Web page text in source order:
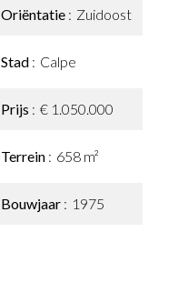
Oriëntatie Zuidoost
Stad Calpe
Prijs € 1.050.000
Terrein 658 m²
Bouwjaar 1975